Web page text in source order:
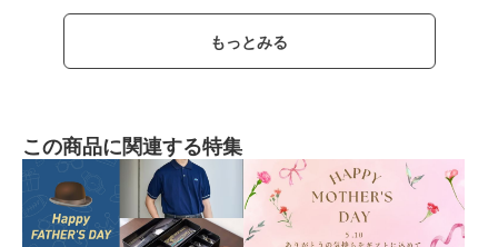
もっとみる
この商品に関連する特集